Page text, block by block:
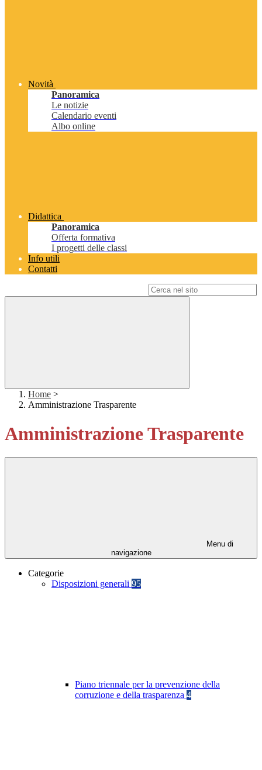
Novità
Panoramica
Le notizie
Calendario eventi
Albo online
Didattica
Panoramica
Offerta formativa
I progetti delle classi
Info utili
Contatti
Home >
Amministrazione Trasparente
Amministrazione Trasparente
Menu di
navigazione
Categorie
Disposizioni generali 95
Piano triennale per la prevenzione della
corruzione e della trasparenza 4